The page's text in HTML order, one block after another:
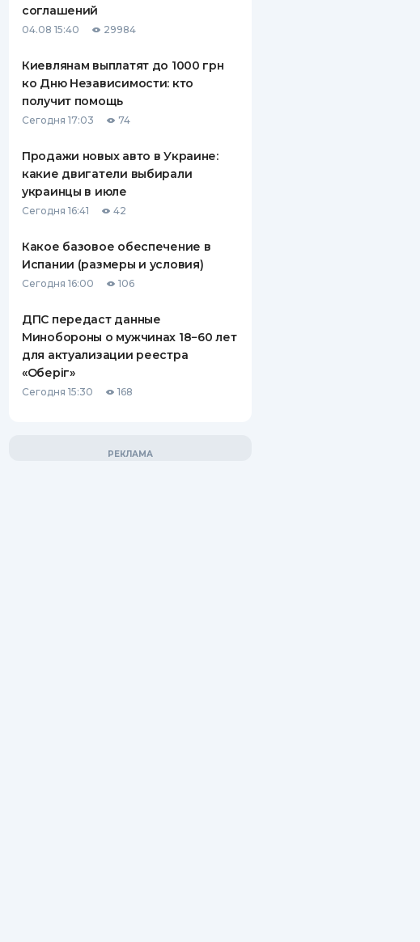
ПУТЕВОДИТЕЛИ ПО
ВСЕ СТРАХОВЫЕ ПОЛИСЫ
СТРАХОВЫЕ КОМПАНИИ
КОМПАНИЯХ
КОНТАКТЫ
соглашений
04.08 15:40 29984
Киевлянам выплатят до 1000 грн
ко Дню Независимости: кто
получит помощь
Сегодня 17:03 74
Продажи новых авто в Украине:
какие двигатели выбирали
украинцы в июле
Сегодня 16:41 42
Какое базовое обеспечение в
Испании (размеры и условия)
Сегодня 16:00 106
ДПС передаст данные
Минобороны о мужчинах 18−60 лет
для актуализации реестра
«Оберіг»
Сегодня 15:30 168